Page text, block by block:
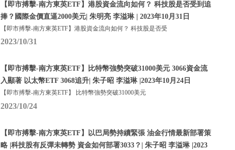
【即市搏擊-南方東英ETF】港股資金流向如何？ 科技股是否受到追
捧？國際金價直逼2000美元| 朱明亮 李溢琳 | 2023年10月31日
【即市搏擊-南方東英ETF】港股資金流向如何？ 科技股是否受
2023/10/31
【即市搏擊-南方東英ETF】比特幣強勢突破31000美元 3066資金流
入顯著 以太幣ETF 3068追升| 朱子昭 李溢琳 |2023年10月24日
【即市搏擊-南方東英ETF】 比特幣強勢突破31000美元
2023/10/24
【即市搏擊-南方東英ETF】以巴局勢持續緊張 油金行情最新部署策
略 |科技股有反彈未轉勢 資金如何部署3033？| 朱子昭 李溢琳 |2023